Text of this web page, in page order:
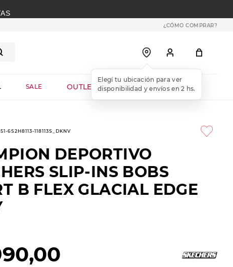
¿CÓMO COMPRAR?
SALE OUTLET WEB
6S2H8113-118113S_DKNV
DEPORTIVO
SLIP-INS BOBS
B FLEX GLACIAL EDGE
,00